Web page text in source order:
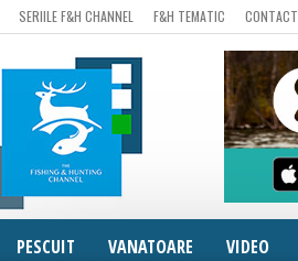
SERIILE F&H CHANNEL F&H TEMATIC CONTACT
PESCUIT VANATOARE VIDEO